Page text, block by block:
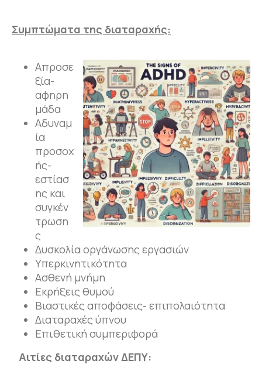
Συμπτώματα της διαταραχής:
Απροσε
ξία-
αφηρη
μάδα
Αδυναμ
ία
προσοχ
ής-
εστίασ
ης και
συγκέν
τρωση
ς
Δυσκολία οργάνωσης εργασιών
Υπερκινητικότητα
Ασθενή μνήμη
Εκρήξεις θυμού
Βιαστικές αποφάσεις- επιπολαιότητα
Διαταραχές ύπνου
Επιθετική συμπεριφορά
Αιτίες διαταραχών ΔΕΠΥ: